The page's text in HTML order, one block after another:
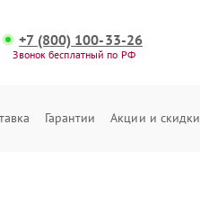
+7 (800) 100-33-26
Звонок бесплатный по РФ
Гарантии Акции и скидки